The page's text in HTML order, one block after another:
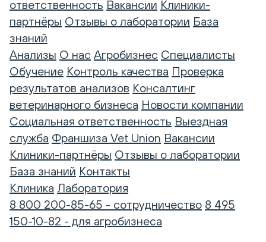
ответственность Вакансии Клиники-
партнёры Отзывы о лаборатории База
знаний
Анализы О нас Агробизнес Специалисты
Обучение Контроль качества Проверка
результатов анализов Консалтинг
ветеринарного бизнеса Новости компании
Социальная ответственность Выездная
служба Франшиза Vet Union Вакансии
Клиники-партнёры Отзывы о лаборатории
База знаний Контакты
Клиника Лаборатория
8 800 200-85-65 - сотрудничество 8 495
150-10-82 - для агробизнеса